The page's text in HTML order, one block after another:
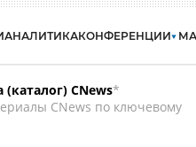
АНАЛИТИКАКОНФЕРЕНЦИИ
CNews*
CNews по ключевому